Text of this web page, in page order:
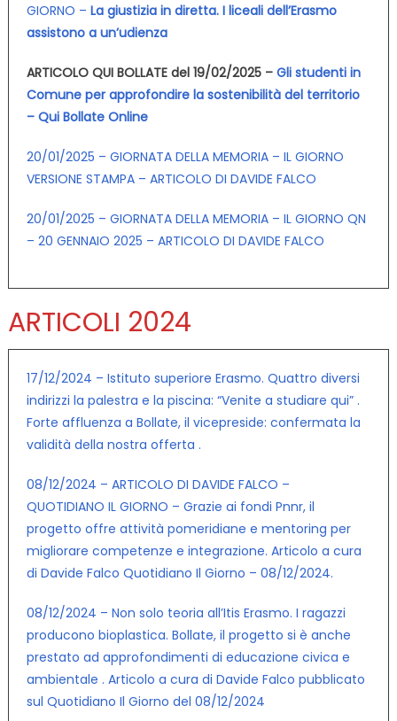
GIORNO – La giustizia in diretta. I liceali dell’Erasmo
assistono a un’udienza
ARTICOLO QUI BOLLATE del 19/02/2025 – Gli studenti in
Comune per approfondire la sostenibilità del territorio
– Qui Bollate Online
20/01/2025 – GIORNATA DELLA MEMORIA – IL GIORNO
VERSIONE STAMPA – ARTICOLO DI DAVIDE FALCO
20/01/2025 – GIORNATA DELLA MEMORIA – IL GIORNO QN
– 20 GENNAIO 2025 – ARTICOLO DI DAVIDE FALCO
ARTICOLI 2024
17/12/2024 – Istituto superiore Erasmo. Quattro diversi
indirizzi la palestra e la piscina: “Venite a studiare qui” .
Forte affluenza a Bollate, il vicepreside: confermata la
validità della nostra offerta .
08/12/2024 – ARTICOLO DI DAVIDE FALCO –
QUOTIDIANO IL GIORNO – Grazie ai fondi Pnnr, il
progetto offre attività pomeridiane e mentoring per
migliorare competenze e integrazione. Articolo a cura
di Davide Falco Quotidiano Il Giorno – 08/12/2024.
08/12/2024 – Non solo teoria all’Itis Erasmo. I ragazzi
producono bioplastica. Bollate, il progetto si è anche
prestato ad approfondimenti di educazione civica e
ambientale . Articolo a cura di Davide Falco pubblicato
sul Quotidiano Il Giorno del 08/12/2024